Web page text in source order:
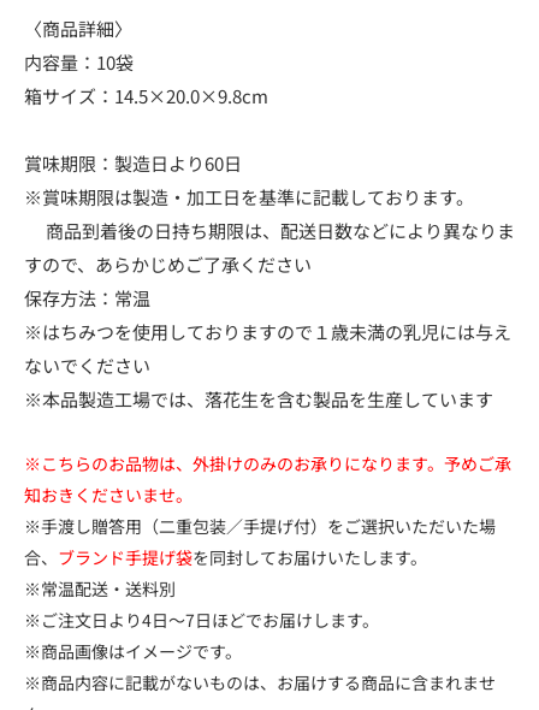
〈商品詳細〉
内容量：10袋
箱サイズ：14.5×20.0×9.8cm
賞味期限：製造日より60日
※賞味期限は製造・加工日を基準に記載しております。
商品到着後の日持ち期限は、配送日数などにより異なりま
すので、あらかじめご了承ください
保存方法：常温
※はちみつを使用しておりますので１歳未満の乳児には与え
ないでください
※本品製造工場では、落花生を含む製品を生産しています
※こちらのお品物は、外掛けのみのお承りになります。予めご承
知おきくださいませ。
※手渡し贈答用（二重包装／手提げ付）をご選択いただいた場
合、 ブランド手提げ袋を同封してお届けいたします。
※常温配送・送料別
※ご注文日より4日～7日ほどでお届けします。
※商品画像はイメージです。
※商品内容に記載がないものは、お届けする商品に含まれませ